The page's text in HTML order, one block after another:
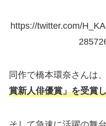
https://twitter.com/
同作で橋本環奈さんは、
賞新人俳優賞」を受賞